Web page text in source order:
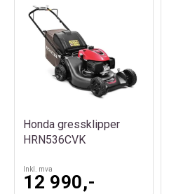
Honda gressklipper
HRN536CVK
Inkl. mva
12 990,-